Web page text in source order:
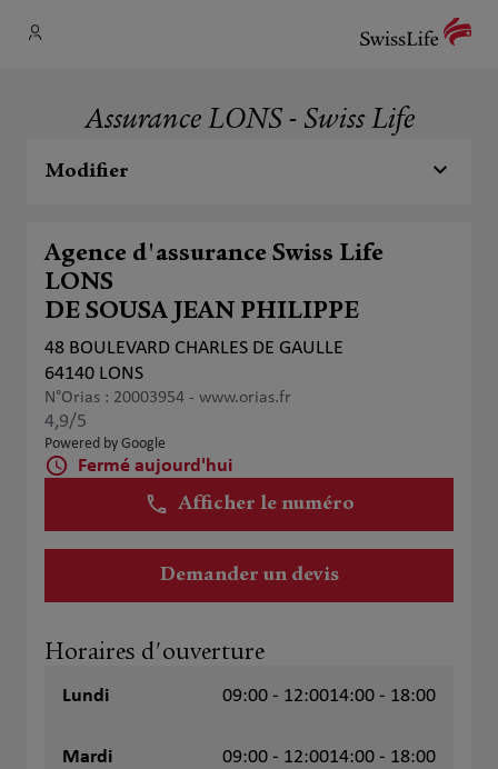
Assurance LONS - Swiss Life
Modifier
Agence d'assurance Swiss Life
LONS
DE SOUSA JEAN PHILIPPE
48 BOULEVARD CHARLES DE GAULLE
64140 LONS
N°Orias : 20003954 - www.orias.fr
4,9/5
Powered by Google
Fermé aujourd'hui
Afficher le numéro
Demander un devis
Horaires d'ouverture
Lundi 09:00 - 12:0014:00 - 18:00
Mardi 09:00 - 12:0014:00 - 18:00